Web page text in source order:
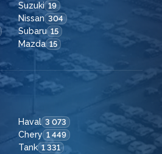
Suzuki 19
Nissan 304
Subaru 15
Mazda 15
Haval 3 073
Chery 1 449
Tank 1 331